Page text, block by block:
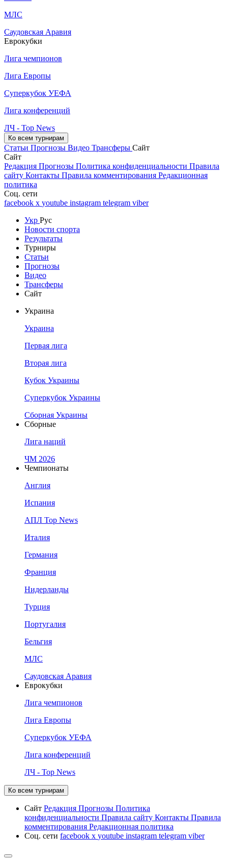
МЛС
Саудовская Аравия
Еврокубки
Лига чемпионов
Лига Европы
Суперкубок УЕФА
Лига конференций
ЛЧ - Top News
Ко всем турнирам
Статьи Прогнозы Видео Трансферы Сайт
Сайт
Редакция Прогнозы Политика конфиденциальности Правила
сайту Контакты Правила комментирования Редакционная
политика
Соц. сети
facebook x youtube instagram telegram viber
Укр Рус
Новости спорта
Результаты
Турниры
Статьи
Прогнозы
Видео
Трансферы
Сайт
Украина
Украина
Первая лига
Вторая лига
Кубок Украины
Суперкубок Украины
Сборная Украины
Сборные
Лига наций
ЧМ 2026
Чемпионаты
Англия
Испания
АПЛ Top News
Италия
Германия
Франция
Нидерланды
Турция
Португалия
Бельгия
МЛС
Саудовская Аравия
Еврокубки
Лига чемпионов
Лига Европы
Суперкубок УЕФА
Лига конференций
ЛЧ - Top News
Ко всем турнирам
Сайт Редакция Прогнозы Политика
конфиденциальности Правила сайту Контакты Правила
комментирования Редакционная политика
Соц. сети facebook x youtube instagram telegram viber